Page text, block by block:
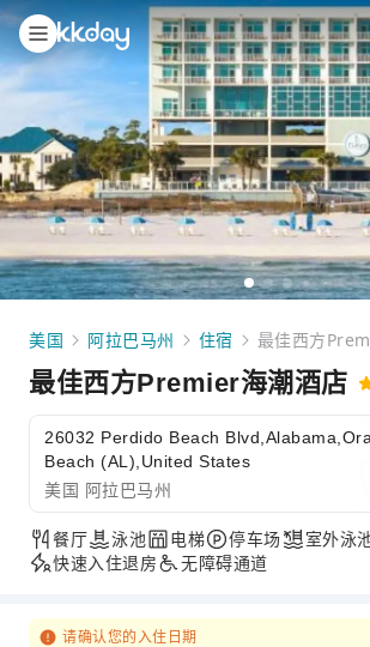
美国 阿拉巴马州 住宿 最佳西方
最佳西方Premier海潮酒店
26032 Perdido Beach
Beach (AL),United States
美国 阿拉巴马州
餐厅 泳池 电梯 停车场 室外泳
快速入住退房
无障碍通道
请确认您的入住日期